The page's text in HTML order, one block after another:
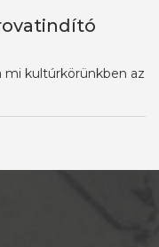
mi kultúrkörünkben az